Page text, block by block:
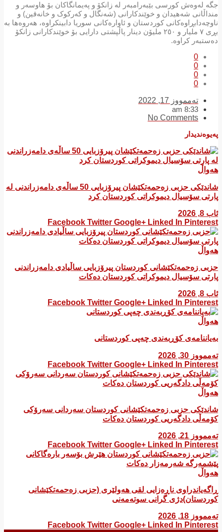
جگە لەوەش کورسی بێبەرامبەر لە زانکۆ و پەیمانگاکان بۆ ھاوسەر و
منداڵانی شەھیدان و خوێندکارانی (شەنگال و کەرکوک و خانەقین) و
ناوچەدابڕاوەکانی کوردستان و ئاوارەکانی سوریا دابینکراوە، ھەروەھا بە
بڕی ٧ ملیار و ٢٥٠ ملیۆن دینار پاڵپشتی دارایی بۆ خوێندکارانی زانکۆ
دەستبەر کراوە.
0
0
0
0
تەممووز 17, 2022
8:33 am
No Comments
پەیوەندیدار
هەواڵ
شاندێکی حزبی زەحمەتکێشان پیرۆزبایی 50 ساڵەی دامەزراندنی لە
پارتی سۆسیال دیموکراتی کوردستان کرد
ئاب 8, 2026
Facebook Twitter Google+ Linked In Pinterest
هەواڵ
​حزبی زەحمەتکێشانی کوردستان پیرۆزبایی ساڵیادی دامەزراندنی
پارتی سۆسیال دیموکراتی کوردستان دەکات
ئاب 8, 2026
Facebook Twitter Google+ Linked In Pinterest
هەواڵ
بەیاننامەی کۆڕبەندی چەپی کوردستانی
تەممووز 30, 2026
Facebook Twitter Google+ Linked In Pinterest
هەواڵ
شاندێکی حزبی زەحمەتکێشانی کوردستان سەردانی سەرۆکی
کۆمەڵی دادگەریی کوردستان دەکات
تەممووز 21, 2026
Facebook Twitter Google+ Linked In Pinterest
هەواڵ
ڕاگەیاندراوی ناڕەزایی لقی هەولێری (حزبی زەحمەتکێشانی
کوردستان)دژی گرانی سوتەمەنی
تەممووز 18, 2026
Facebook Twitter Google+ Linked In Pinterest